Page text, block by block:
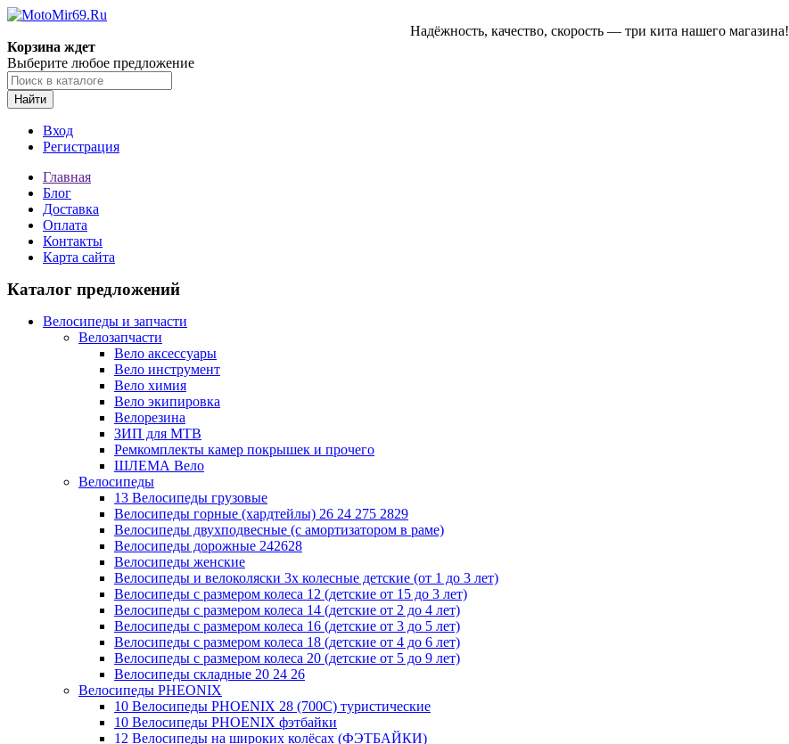
Надёжность, качество, скорость — три кита нашего магазина!
Корзина ждет
Выберите любое предложение
Найти
Вход
Регистрация
Главная
Блог
Доставка
Оплата
Контакты
Карта сайта
Каталог предложений
Велосипеды и запчасти
Велозапчасти
Вело аксессуары
Вело инструмент
Вело химия
Вело экипировка
Велорезина
ЗИП для MTB
Ремкомплекты камер покрышек и прочего
ШЛЕМА Вело
Велосипеды
13 Велосипеды грузовые
Велосипеды горные (хардтейлы) 26 24 275 2829
Велосипеды двухподвесные (с амортизатором в раме)
Велосипеды дорожные 242628
Велосипеды женские
Велосипеды и велоколяски 3х колесные детские (от 1 до 3 лет)
Велосипеды с размером колеса 12 (детские от 15 до 3 лет)
Велосипеды с размером колеса 14 (детские от 2 до 4 лет)
Велосипеды с размером колеса 16 (детские от 3 до 5 лет)
Велосипеды с размером колеса 18 (детские от 4 до 6 лет)
Велосипеды с размером колеса 20 (детские от 5 до 9 лет)
Велосипеды складные 20 24 26
Велосипеды PHEONIX
10 Велосипеды PHOENIX 28 (700С) туристические
10 Велосипеды PHOENIX фэтбайки
12 Велосипеды на широких колёсах (ФЭТБАЙКИ)